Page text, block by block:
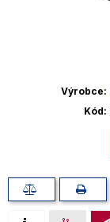
Výrobce
Kód